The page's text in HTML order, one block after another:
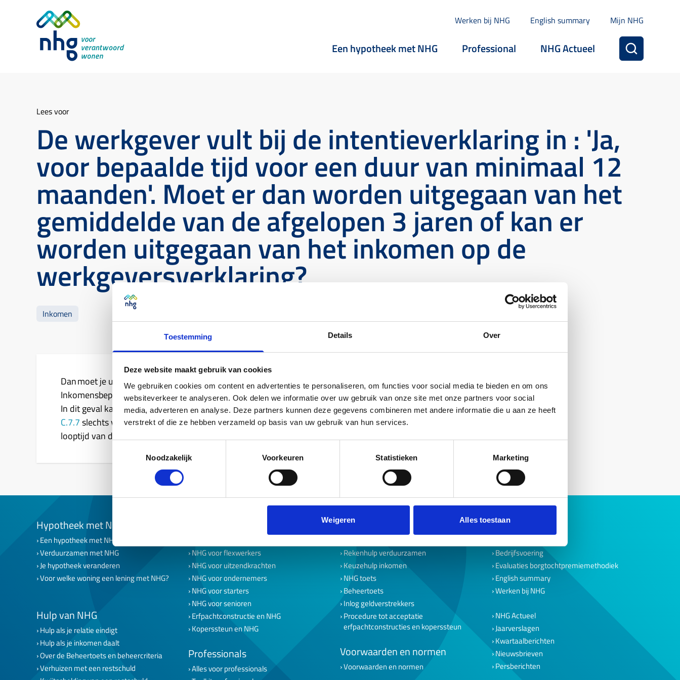
Toestemming Details Over
Deze website maakt gebruik van cookies
We gebruiken cookies om content en advertenties te personaliseren, om functies voor social media te bieden en om ons
websiteverkeer te analyseren. Ook delen we informatie over uw gebruik van onze site met onze partners voor social
media, adverteren en analyse. Deze partners kunnen deze gegevens combineren met andere informatie die u aan ze heeft
verstrekt of die ze hebben verzameld op basis van uw gebruik van hun services.
Noodzakelijk
Voorkeuren Statistieken Marketing
Weigeren Alles toestaan
Werken bij NHG English summary Mijn NHG
Een hypotheek met NHG Professional NHG Actueel
Lees voor
De werkgever vult bij de intentieverklaring in : 'Ja,
voor bepaalde tijd voor een duur van minimaal 12
maanden'. Moet er dan worden uitgegaan van het
gemiddelde van de afgelopen 3 jaren of kan er
worden uitgegaan van het inkomen op de
werkgeversverklaring?
Inkomen
Dan moet je uitgaan van het gemiddelde van de afgelopen 3 jaar Of je kan gebruik maken van de
Inkomensbepaling loondienst. Of je kunt het toetsinkomen vaststellen met de Arbeidsmarktscan.
In dit geval kan het inkomen op de werkgeversverklaring op grond van Voorwaarden en normen
C.7.7slechts voor bepaalde tijd worden meegenomen in de toetsing en dus niet voor de volledige
looptijd van de lening.
Hypotheek met NHG
Een hypotheek met NHG
Verduurzamen met NHG
Je hypotheek veranderen
Voor welke woning een lening met NHG?
Hulp van NHG
Hulp als je relatie eindigt
Hulp als je inkomen daalt
Over de Beheertoets en beheercriteria
Verhuizen met een restschuld
NHG voor flexwerkers
NHG voor uitzendkrachten
NHG voor ondernemers
NHG voor starters
NHG voor senioren
Erfpachtconstructie en NHG
Koperssteun en NHG
Professionals
Alles voor professionals
Download & tools
Rekenhulp verduurzamen
Keuzehulp inkomen
NHG toets
Beheertoets
Inlog geldverstrekkers
Procedure tot acceptatie
erfpachtconstructies en koperssteun
Voorwaarden en normen
Voorwaarden en normen
Over ons
Bedrijfsvoering
Evaluaties borgtochtpremiemethodiek
English summary
Werken bij NHG
NHG Actueel
Jaarverslagen
Kwartaalberichten
Nieuwsbrieven
Persberichten